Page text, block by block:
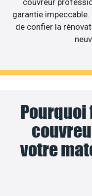
garantie
de confier la
Pourquoi
votre